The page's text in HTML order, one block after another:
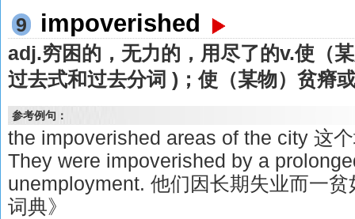
9
impoverished
adj.穷困的，无力的，用尽了的v.使（
过去式和过去分词 )；使（某物）贫瘠
参考例句：
the impoverished areas of the city 这
They were impoverished by a
unemployment. 他们因长期失业而一
词典》